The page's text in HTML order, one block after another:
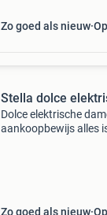
Zo goed als nieuw
Stella dolce
Dolce elektrische
aankoopbewijs alles
Zo goed als nieuw